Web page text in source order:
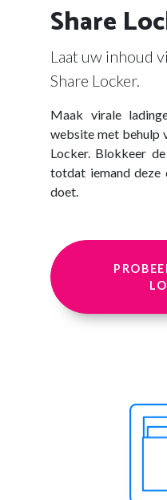
Share
Laat uw inhoud
Share Locker.
Maak virale
website met behulp
Locker. Blokkeer
totdat iemand
doet.